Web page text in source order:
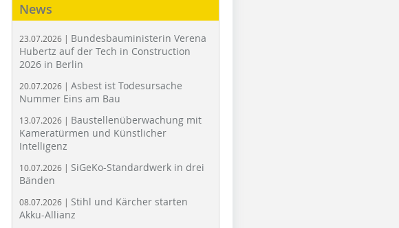
News
23.07.2026 | Bundesbauministerin Verena
Hubertz auf der Tech in Construction
2026 in Berlin
20.07.2026 | Asbest ist Todesursache
Nummer Eins am Bau
13.07.2026 | Baustellenüberwachung mit
Kameratürmen und Künstlicher
Intelligenz
10.07.2026 | SiGeKo-Standardwerk in drei
Bänden
08.07.2026 | Stihl und Kärcher starten
Akku-Allianz